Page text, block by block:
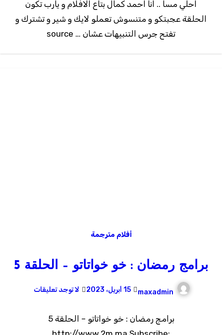
احلي مسا .. انا احمد كمال بتاع الافلام و يارب تكون
الحلقة عجبتكو و متنسوش تعملو لايك و شير و تشترك و
تفتح جرس التنبيهات عشان … source
أفلام مترجمة
برامج رمضان : خو خواتاتو – الحلقة 5
maxadmin 15 أبريل، 2023 لا توجد تعليقات
برامج رمضان : خو خواتاتو – الحلقة 5